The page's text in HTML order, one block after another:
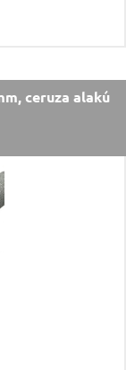
ceruza alakú